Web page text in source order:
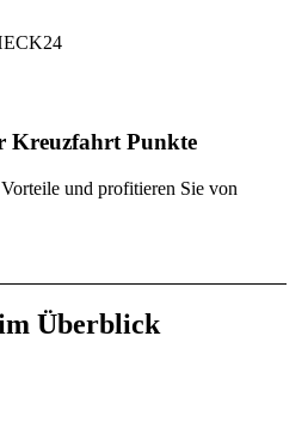
Kreuzfahrt Punkte
und profitieren Sie von
Überblick